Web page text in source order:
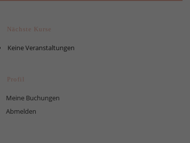
Nächste Kurse
Keine Veranstaltungen
Profil
Meine Buchungen
Abmelden